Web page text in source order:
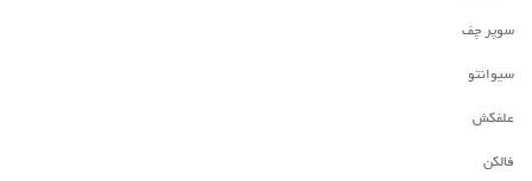
سوپر چف
سیوانتو
علفکش
فالکن